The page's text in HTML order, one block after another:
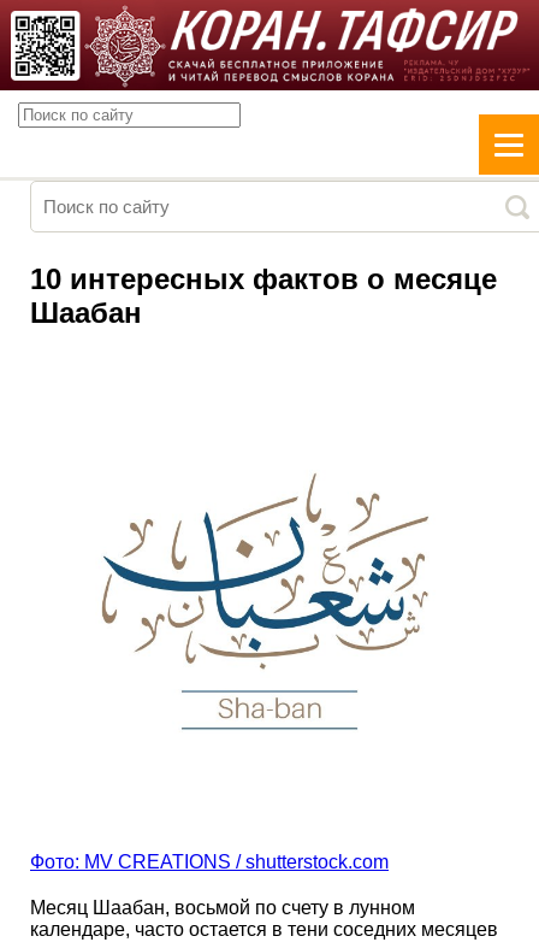
10 интересных фактов о месяце
Шаабан
Фото: MV CREATIONS / shutterstock.com
Месяц Шаабан, восьмой по счету в лунном
календаре, часто остается в тени соседних месяцев